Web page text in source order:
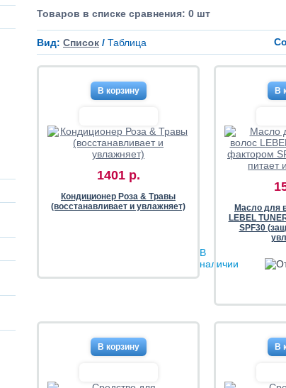
Товаров в списке сравнения: 0 шт
Вид: Список / Таблица
1401 р.
Кондиционер Роза & Травы
(восстанавливает и увлажняет)
В
наличии
Масло для
LEBEL
SPF30